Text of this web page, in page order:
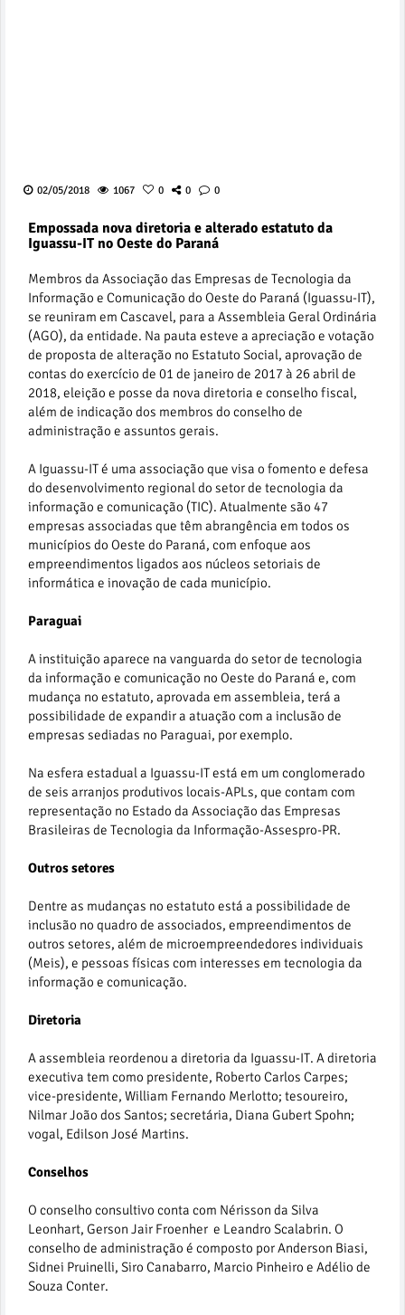
02/05/2018 1067 0 0 0
Empossada nova diretoria e alterado estatuto da
Iguassu-IT no Oeste do Paraná
Membros da Associação das Empresas de Tecnologia da
Informação e Comunicação do Oeste do Paraná (Iguassu-IT),
se reuniram em Cascavel, para a Assembleia Geral Ordinária
(AGO), da entidade. Na pauta esteve a apreciação e votação
de proposta de alteração no Estatuto Social, aprovação de
contas do exercício de 01 de janeiro de 2017 à 26 abril de
2018, eleição e posse da nova diretoria e conselho fiscal,
além de indicação dos membros do conselho de
administração e assuntos gerais.
A Iguassu-IT é uma associação que visa o fomento e defesa
do desenvolvimento regional do setor de tecnologia da
informação e comunicação (TIC). Atualmente são 47
empresas associadas que têm abrangência em todos os
municípios do Oeste do Paraná, com enfoque aos
empreendimentos ligados aos núcleos setoriais de
informática e inovação de cada município.
Paraguai
A instituição aparece na vanguarda do setor de tecnologia
da informação e comunicação no Oeste do Paraná e, com
mudança no estatuto, aprovada em assembleia, terá a
possibilidade de expandir a atuação com a inclusão de
empresas sediadas no Paraguai, por exemplo.
Na esfera estadual a Iguassu-IT está em um conglomerado
de seis arranjos produtivos locais-APLs, que contam com
representação no Estado da Associação das Empresas
Brasileiras de Tecnologia da Informação-Assespro-PR.
Outros setores
Dentre as mudanças no estatuto está a possibilidade de
inclusão no quadro de associados, empreendimentos de
outros setores, além de microempreendedores individuais
(Meis), e pessoas físicas com interesses em tecnologia da
informação e comunicação.
Diretoria
A assembleia reordenou a diretoria da Iguassu-IT. A diretoria
executiva tem como presidente, Roberto Carlos Carpes;
vice-presidente, William Fernando Merlotto; tesoureiro,
Nilmar João dos Santos; secretária, Diana Gubert Spohn;
vogal, Edilson José Martins.
Conselhos
O conselho consultivo conta com Nérisson da Silva
Leonhart, Gerson Jair Froenher e Leandro Scalabrin. O
conselho de administração é composto por Anderson Biasi,
Sidnei Pruinelli, Siro Canabarro, Marcio Pinheiro e Adélio de
Souza Conter.